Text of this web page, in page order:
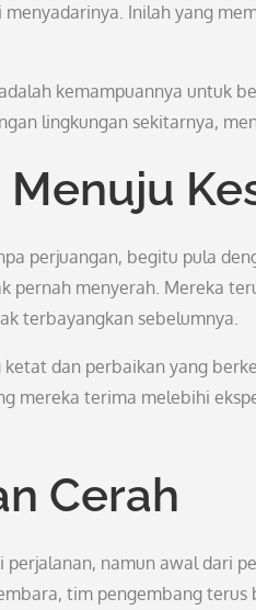
menyadarinya. Inilah yang
kemampuannya untuk
lingkungan sekitarnya,
perjuangan, begitu pula
pernah menyerah. Mereka
terbayangkan sebelumnya.
dan perbaikan yang
mereka terima melebihi
Cerah
perjalanan, namun awal dari
tim pengembang